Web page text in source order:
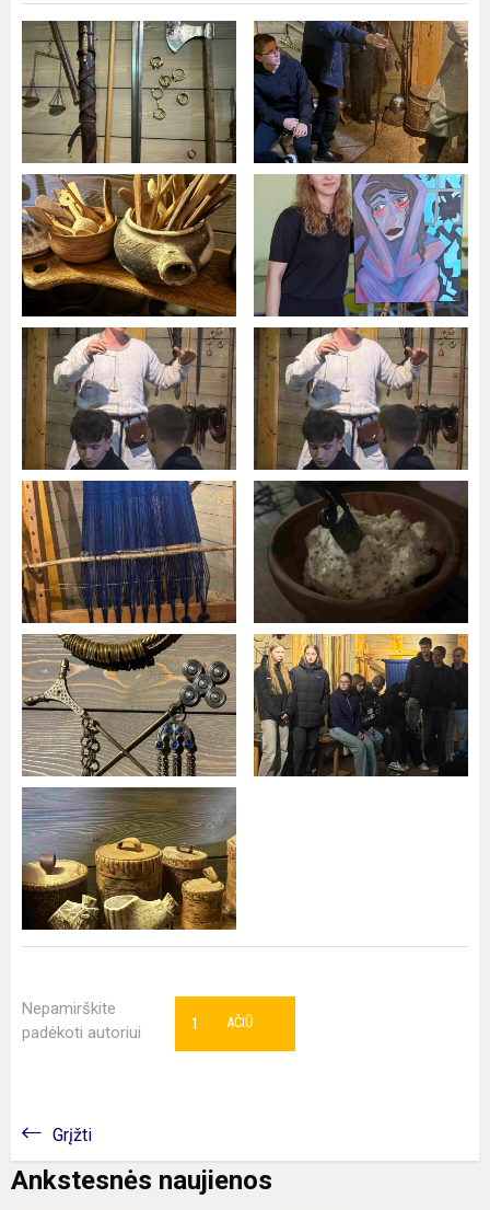
Nepamirškite
padėkoti autoriui
AČIŪ
1
Grįžti
Ankstesnės naujienos